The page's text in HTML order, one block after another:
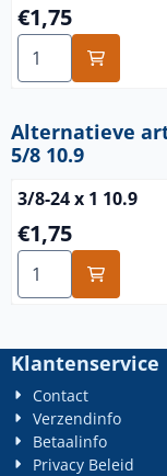
Prijs: 1,75
€1,75
Aantal kiezen voor
Alternatieve
5/8 10.9
3/8-24 x 1 10.9
Prijs: 1,75
€1,75
Aantal kiezen voor
Klantenservice
Contact
Verzendinfo
Betaalinfo
Privacy Beleid